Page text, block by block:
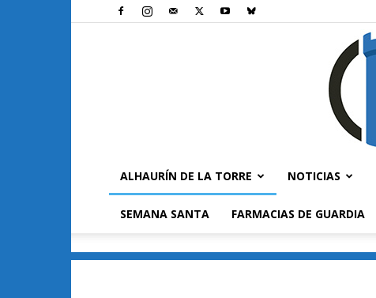
ALHAURÍN DE LA TORRE NOTICIAS
SEMANA SANTA FARMACIAS DE GUARDIA